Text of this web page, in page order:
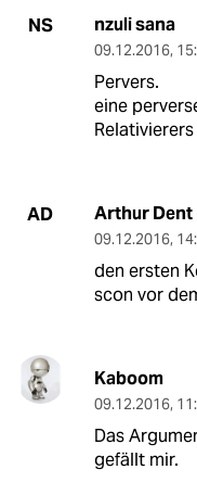
NS nzuli sana
09.12.2016,
Pervers.
eine
AD Arthur Dent
09.12.2016,
den ersten
scon vor
Kaboom
09.12.2016,
Das
gefällt mir.